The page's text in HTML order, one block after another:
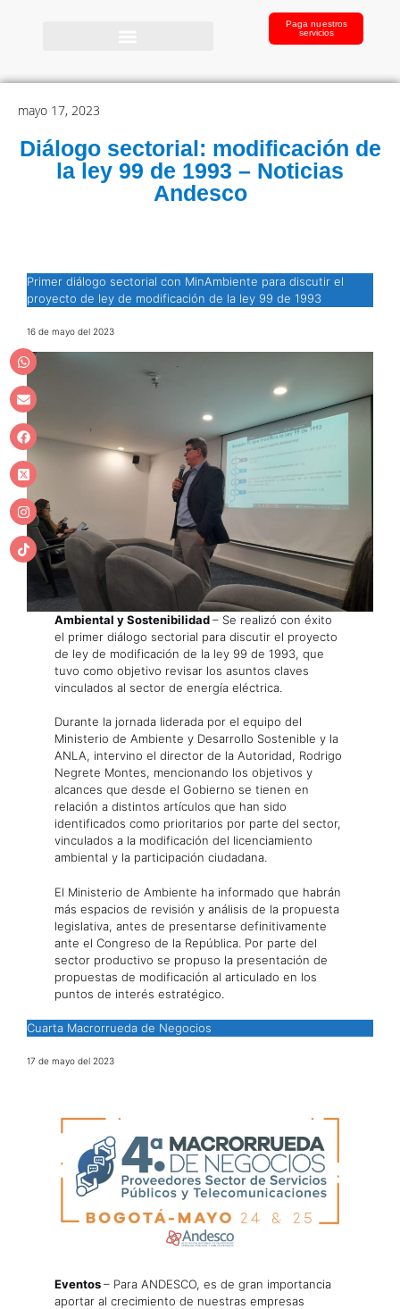
Paga nuestros
servicios
mayo 17, 2023
Diálogo sectorial: modificación de
la ley 99 de 1993 – Noticias
Andesco
Primer diálogo sectorial con MinAmbiente para discutir el
proyecto de ley de modificación de la ley 99 de 1993
16 de mayo del 2023
Ambiental y Sostenibilidad– Se realizó con éxito
el primer diálogo sectorial para discutir el proyecto
de ley de modificación de la ley 99 de 1993, que
tuvo como objetivo revisar los asuntos claves
vinculados al sector de energía eléctrica.
Durante la jornada liderada por el equipo del
Ministerio de Ambiente y Desarrollo Sostenible y la
ANLA, intervino el director de la Autoridad, Rodrigo
Negrete Montes, mencionando los objetivos y
alcances que desde el Gobierno se tienen en
relación a distintos artículos que han sido
identificados como prioritarios por parte del sector,
vinculados a la modificación del licenciamiento
ambiental y la participación ciudadana.
El Ministerio de Ambiente ha informado que habrán
más espacios de revisión y análisis de la propuesta
legislativa, antes de presentarse definitivamente
ante el Congreso de la República. Por parte del
sector productivo se propuso la presentación de
propuestas de modificación al articulado en los
puntos de interés estratégico.
Cuarta Macrorrueda de Negocios
17 de mayo del 2023
Eventos– Para ANDESCO, es de gran importancia
aportar al crecimiento de nuestras empresas